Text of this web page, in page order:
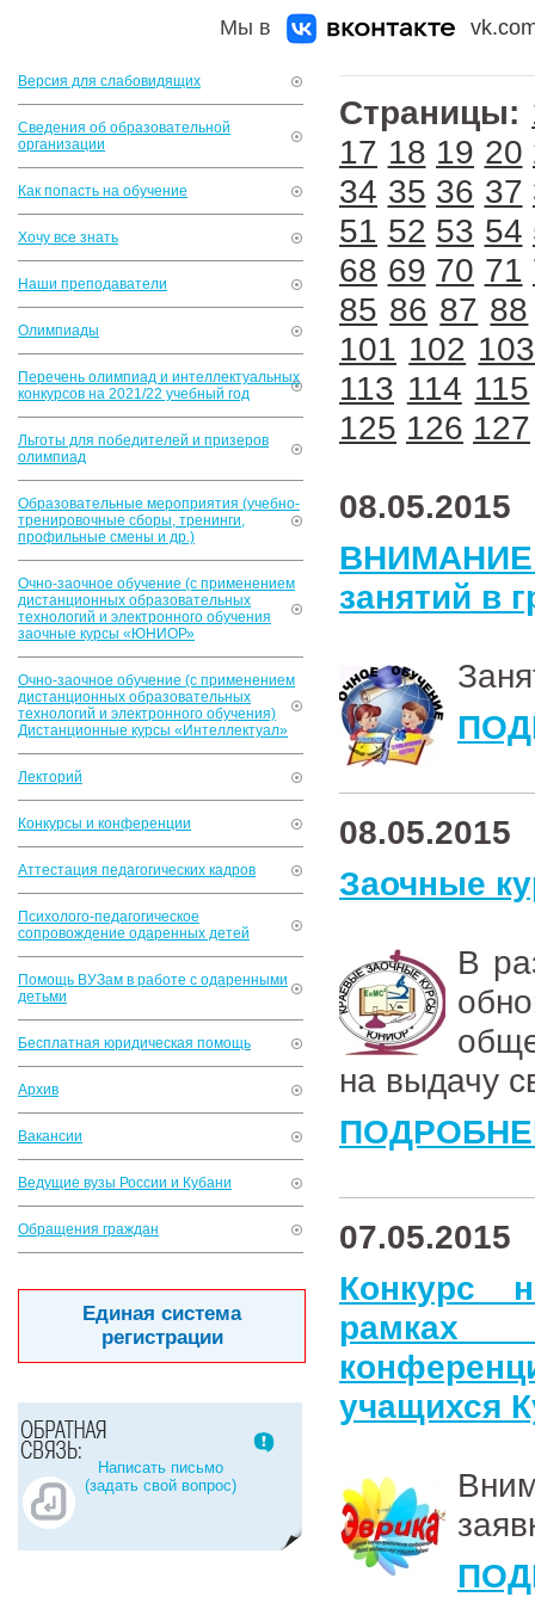
Мы в
Версия для слабовидящих
Сведения об образовательной
организации
Как попасть на обучение
Хочу все знать
Наши преподаватели
Олимпиады
Перечень олимпиад и интеллектуальных
конкурсов на 2021/22 учебный год
Льготы для победителей и призеров
олимпиад
Образовательные мероприятия (учебно-
тренировочные сборы, тренинги,
профильные смены и др.)
Очно-заочное обучение (с применением
дистанционных образовательных
технологий и электронного обучения
заочные курсы «ЮНИОР»
Очно-заочное обучение (с применением
дистанционных образовательных
технологий и электронного обучения)
Дистанционные курсы «Интеллектуал»
Лекторий
Конкурсы и конференции
Аттестация педагогических кадров
Психолого-педагогическое
сопровождение одаренных детей
Помощь ВУЗам в работе с одаренными
детьми
Бесплатная юридическая помощь
Архив
Вакансии
Ведущие вузы России и Кубани
Обращения граждан
Единая система
регистрации
Написать письмо
(задать свой вопрос)
Страницы:
17 18 19 20
34 35 36 37
51 52 53 54
68 69 70 71
85 86 87 88
101 102 103
113 114 115
125 126 127
08.05.2015
занятий в
08.05.2015
Заочные
В
на выдачу
07.05.2015
Конкурс
рамках
учащихся